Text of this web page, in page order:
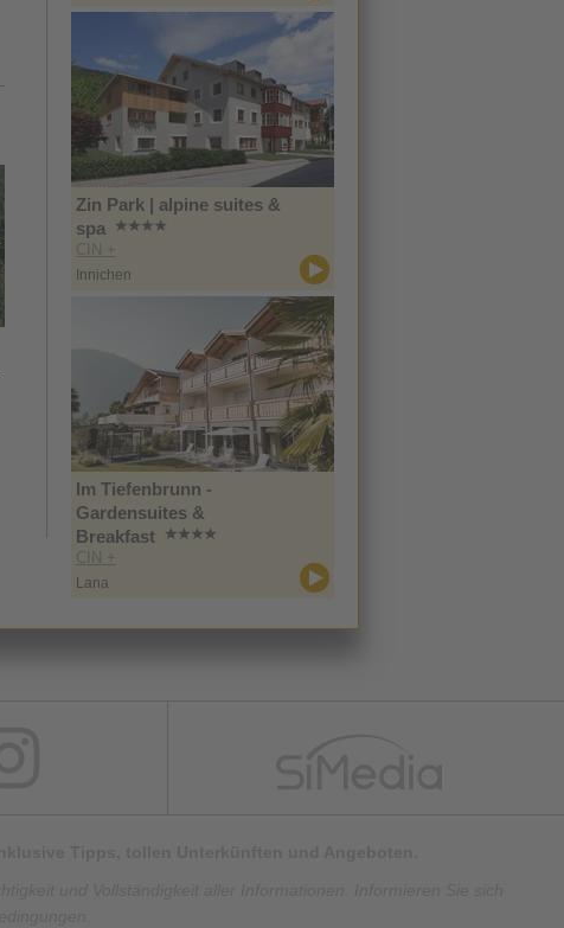
Zin Park | alpine suites &
spa
CIN +
Innichen
Im Tiefenbrunn -
Gardensuites &
Breakfast
CIN +
Lana